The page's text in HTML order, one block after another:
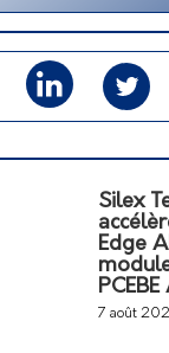
Silex
Edge
PCEBE
7 août